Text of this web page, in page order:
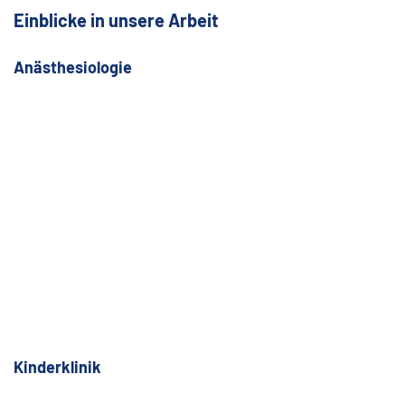
Einblicke in unsere Arbeit
Anästhesiologie
Kinderklinik